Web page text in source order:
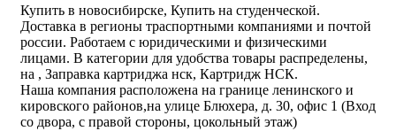
Купить в новосибирске, Купить на студенческой.
Доставка в регионы траспортными компаниями и почтой
россии. Работаем с юридическими и физическими
лицами. В категории для удобства товары распределены,
на , Заправка картриджа нск, Картридж НСК.
Наша компания расположена на границе ленинского и
кировского районов,на улице Блюхера, д. 30, офис 1 (Вход
со двора, с правой стороны, цокольный этаж)